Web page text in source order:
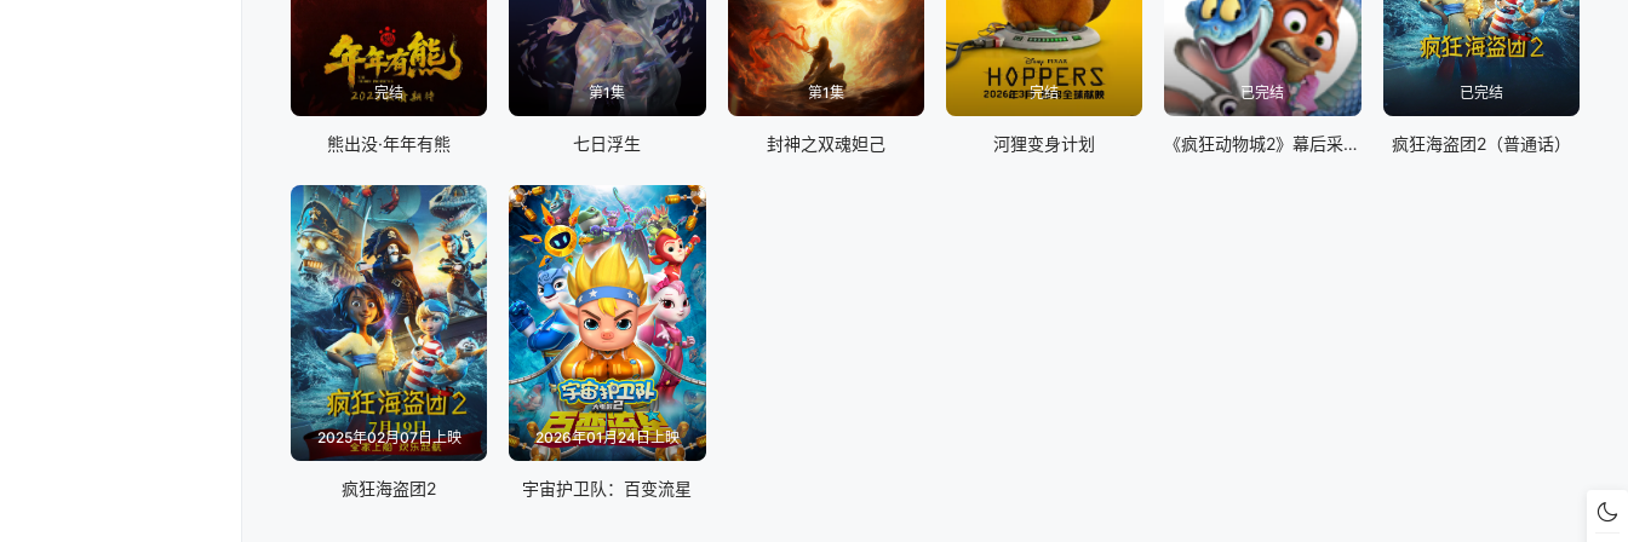
完结
熊出没·年年有熊
第1集
七日浮生
第1集
封神之双魂妲己
完结
河狸变身计划
已完结
《疯狂动物城2》幕后采访特辑
已完结
疯狂海盗团2（普通话）
2025年02月07日上映
疯狂海盗团2
2026年01月24日上映
宇宙护卫队：百变流星